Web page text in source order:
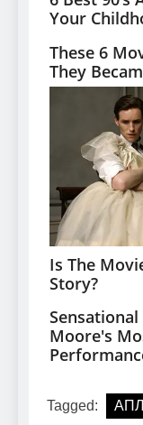
Tagged: АПЛ